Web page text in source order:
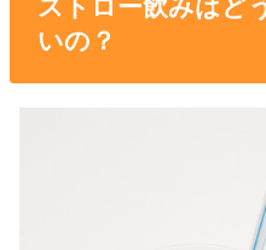
ストロー飲みはど
いの？